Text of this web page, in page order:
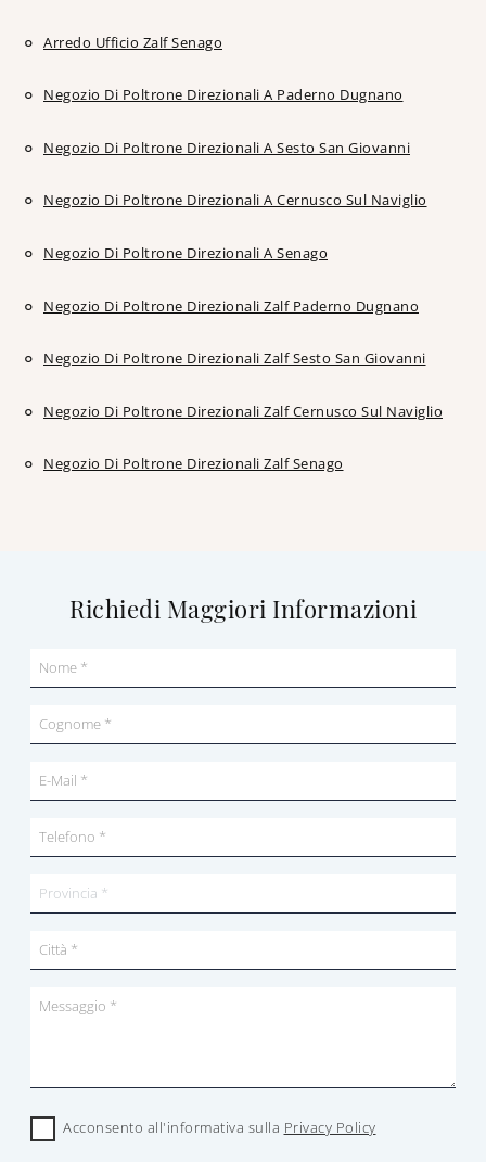
Arredo Ufficio Zalf Senago
Negozio Di Poltrone Direzionali A Paderno Dugnano
Negozio Di Poltrone Direzionali A Sesto San Giovanni
Negozio Di Poltrone Direzionali A Cernusco Sul Naviglio
Negozio Di Poltrone Direzionali A Senago
Negozio Di Poltrone Direzionali Zalf Paderno Dugnano
Negozio Di Poltrone Direzionali Zalf Sesto San Giovanni
Negozio Di Poltrone Direzionali Zalf Cernusco Sul Naviglio
Negozio Di Poltrone Direzionali Zalf Senago
Richiedi Maggiori Informazioni
Acconsento all'informativa sulla Privacy Policy